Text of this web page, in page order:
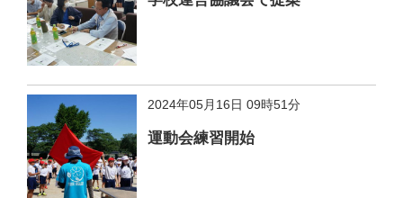
2024年05月16日 09時51分
運動会練習開始